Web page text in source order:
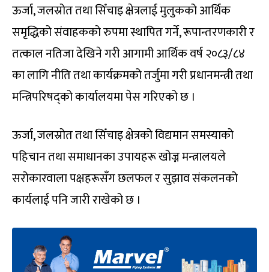
ऊर्जा, जलस्रोत तथा सिँचाइ क्षेत्रलाई मुलुकको आर्थिक
समृद्धिको संवाहकको रुपमा स्थापित गर्ने, रूपान्तरणकारी र
तत्काल नतिजा देखिने गरी आगामी आर्थिक वर्ष २०८३/८४
का लागि नीति तथा कार्यक्रमको तर्जुमा गरी प्रधानमन्त्री तथा
मन्त्रिपरिषद्को कार्यालयमा पेस गरिएको छ ।
ऊर्जा, जलस्रोत तथा सिँचाइ क्षेत्रको विद्यमान समस्याको
पहिचान तथा समाधानका उपायहरू खोज्न मन्त्रालयले
सरोकारवाला पक्षहरूसँग छलफल र सुझाव संकलनको
कार्यलाई पनि जारी राखेको छ ।